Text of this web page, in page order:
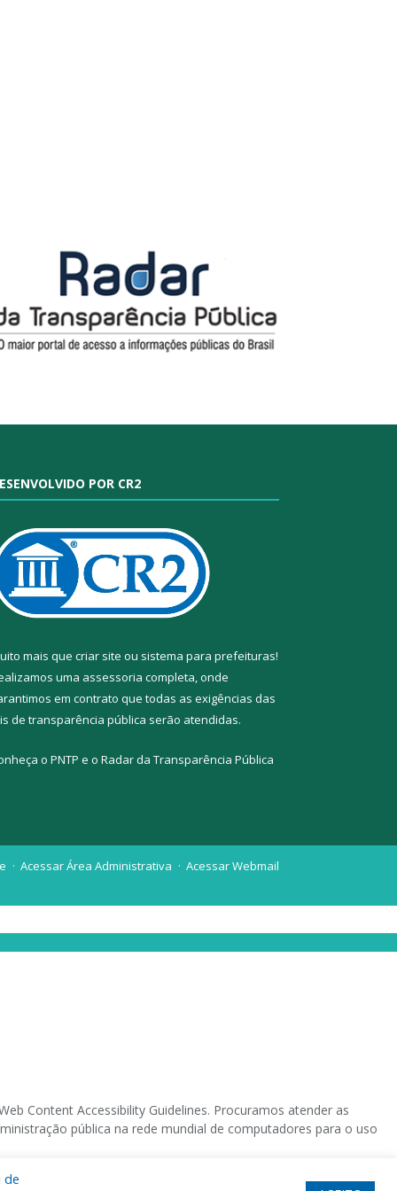
POR CR2
mais que criar site ou sistema para prefeituras!
uma assessoria completa, onde
em contrato que todas as exigências das
de transparência pública serão atendidas.
o PNTP e o Radar da Transparência Pública
Acessar Área Administrativa Acessar Webmail
de
Content Accessibility Guidelines. Procuramos atender as
pública na rede mundial de computadores para o uso
operacional destinado deficientes visuais.